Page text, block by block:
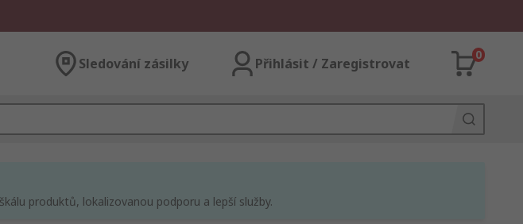
Sledování zásilky Přihlásit / Zaregistrovat
0
produktů, lokalizovanou podporu a lepší služby.